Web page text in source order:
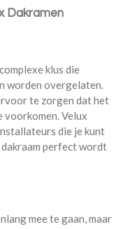
Dakramen
klus die
worden overgelaten.
te zorgen dat het
voorkomen. Velux
die je kunt
perfect wordt
mee te gaan, maar